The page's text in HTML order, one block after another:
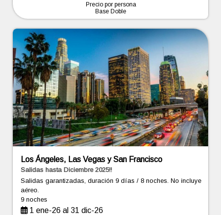
Precio por persona
Base Doble
Los Ángeles, Las Vegas y San Francisco
Salidas hasta Diciembre 2025!!
Salidas garantizadas, duración 9 días / 8 noches. No incluye
aéreo.
9 noches
1 ene-26 al 31 dic-26